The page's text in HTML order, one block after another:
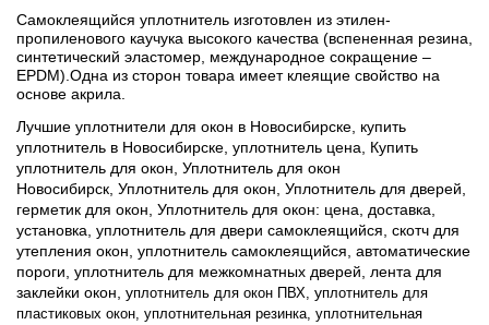
Самоклеящийся уплотнитель изготовлен из этилен-
пропиленового каучука высокого качества (вспененная резина,
синтетический эластомер, международное сокращение –
EPDM). Одна из сторон товара имеет клеящие свойство на
основе акрила.
Лучшие уплотнители для окон в Новосибирске, купить
уплотнитель в Новосибирске, уплотнитель цена, Купить
уплотнитель для окон, Уплотнитель для окон
Новосибирск, Уплотнитель для окон, Уплотнитель для дверей,
герметик для окон, Уплотнитель для окон: цена, доставка,
установка, уплотнитель для двери самоклеящийся, скотч для
утепления окон, уплотнитель самоклеящийся, автоматические
пороги, уплотнитель для межкомнатных дверей, лента для
заклейки окон, уплотнитель для окон ПВХ, уплотнитель для
пластиковых окон, уплотнительная резинка, уплотнительная